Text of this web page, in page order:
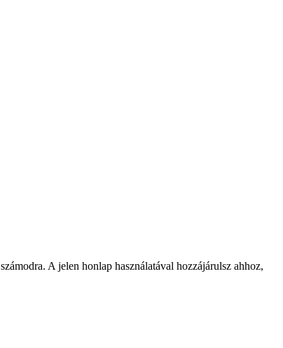
A jelen honlap használatával hozzájárulsz ahhoz,